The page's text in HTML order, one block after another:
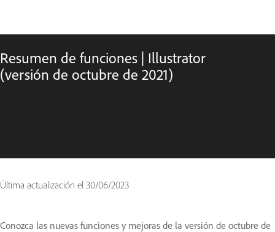
Resumen de funciones | Illustrator
(versión de octubre de 2021)
Última actualización el 30/06/2023
Conozca las nuevas funciones y mejoras de la versión de octubre de